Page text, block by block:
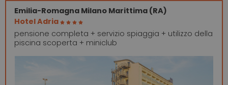
Emilia-Romagna Milano Marittima (RA)
Hotel Adria
pensione completa + servizio spiaggia + utilizzo della
piscina scoperta + miniclub